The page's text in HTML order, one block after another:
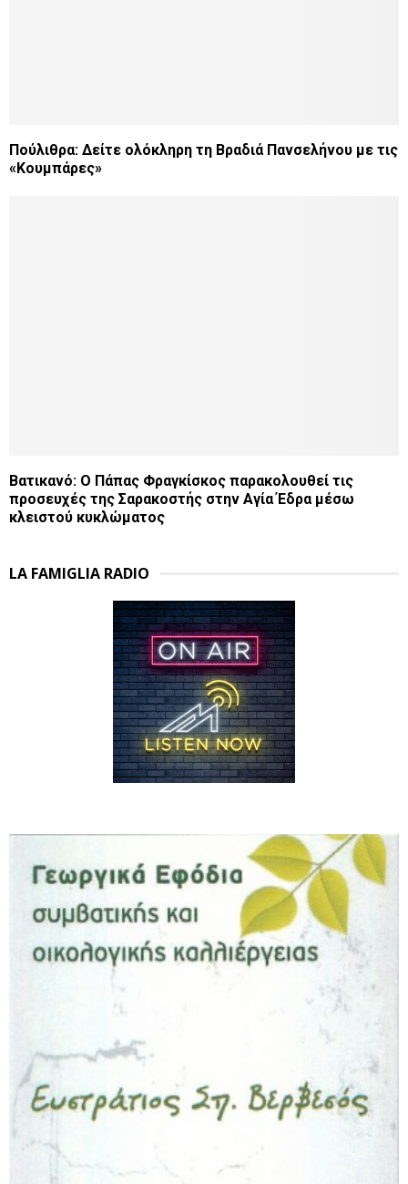
Πούλιθρα: Δείτε ολόκληρη τη Βραδιά Πανσελήνου με τις
«Κουμπάρες»
Βατικανό: Ο Πάπας Φραγκίσκος παρακολουθεί τις
προσευχές της Σαρακοστής στην Αγία Έδρα μέσω
κλειστού κυκλώματος
LA FAMIGLIA RADIO